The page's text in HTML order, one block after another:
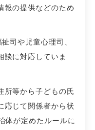
報の提供などのため
司や児童心理司、
談に対応していま
所等から子どもの氏
応じて関係者から状
体が定めたルールに